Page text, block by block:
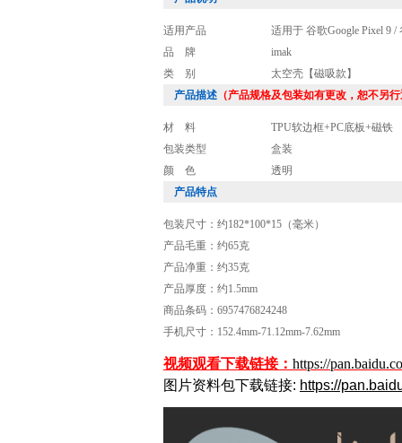
适用产品
适用于 谷歌Google Pixel 9 /
品 牌
imak
类 别
太空壳【磁吸款】
产品描述 （产品规格及包装如有更改，恕不另
材 料
TPU软边框+PC底板+磁铁
包装类型
盒装
颜 色
透明
产品特点
包装尺寸：约182*100*15（毫米）
产品毛重：约65克
产品净重：约35克
产品厚度：约1.5mm
商品条码：6957476824248
手机尺寸：152.4mm-71.12mm-7.62mm
视频观看下载链接： https://
图 片资料包下载链接: https://